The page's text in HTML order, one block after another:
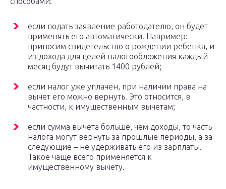
если подать заявление работодателю, он будет
применять его автоматически. Например:
приносим свидетельство о рождении ребенка, и
из дохода для целей налогообложения каждый
месяц будут вычитать 1400 рублей;
если налог уже уплачен, при наличии права на
вычет его можно вернуть. Это относится, в
частности, к имущественным вычетам;
если сумма вычета больше, чем доходы, то часть
налога могут вернуть за прошлые периоды, а за
следующие – не удерживать его из зарплаты.
Такое чаще всего применяется к
имущественному вычету.